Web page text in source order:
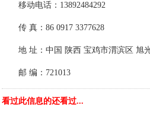
移动电话：13892484292
传 真：86 0917 3377628
地 址：中国 陕西 宝鸡市渭滨区 旭
邮 编：721013
看过此信息的还看过...